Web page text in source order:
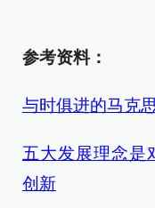
参考资料：
与时俱进的马克
五大发展理念是
创新